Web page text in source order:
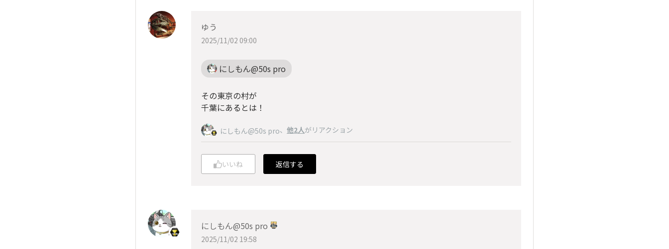
ゆう
2025/11/02 09:00
にしもん@50s pro
その東京の村が
千葉にあるとは！
にしもん@50s pro、 他2人がリアクション
いいね 返信する
にしもん@50s pro
2025/11/02 19:58